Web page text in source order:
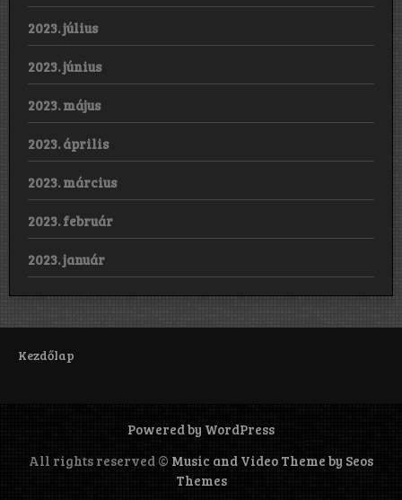
2023. július
2023. június
2023. május
2023. április
2023. március
2023. február
2023. január
Kezdőlap
Powered by WordPress
All rights reserved © Music and Video Theme by Seos
Themes